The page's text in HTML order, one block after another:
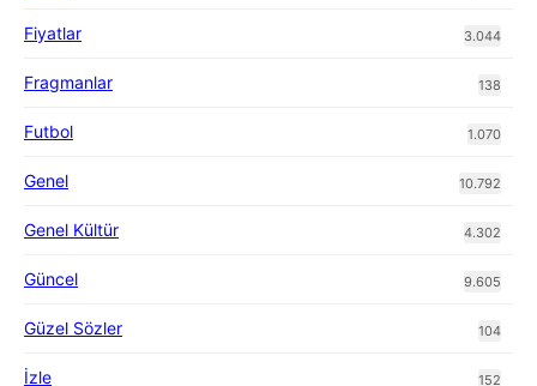
Fiyatlar 3.044
Fragmanlar 138
Futbol 1.070
Genel 10.792
Genel Kültür 4.302
Güncel 9.605
Güzel Sözler 104
İzle 152